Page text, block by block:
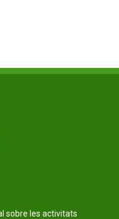
sobre les activitats